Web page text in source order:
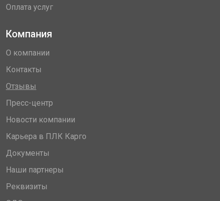
Оплата услуг
Компания
О компании
Контакты
Отзывы
Пресс-центр
Новости компании
Карьера в ПЛК Карго
Документы
Наши партнеры
Реквизиты